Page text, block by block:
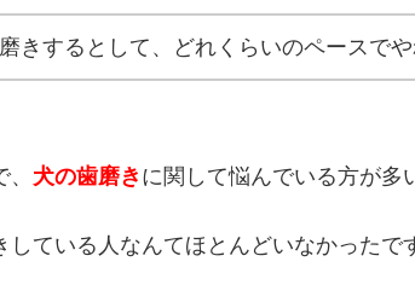
きするとして、どれくらいのペースでや
犬の歯磨き に関して悩んでいる方が多
ている人なんてほとんどいなかったで